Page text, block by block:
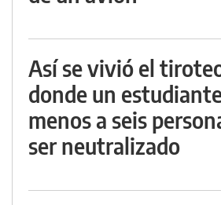
Así se vivió el
donde un
menos a seis
ser neutralizado